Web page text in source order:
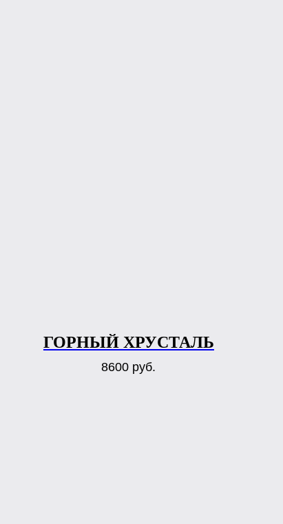
ГОРНЫЙ ХРУСТАЛЬ
8600 руб.